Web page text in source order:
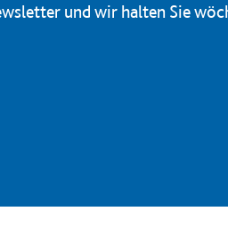
und wir halten Sie